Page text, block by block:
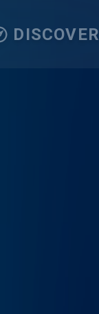
DISCOVER